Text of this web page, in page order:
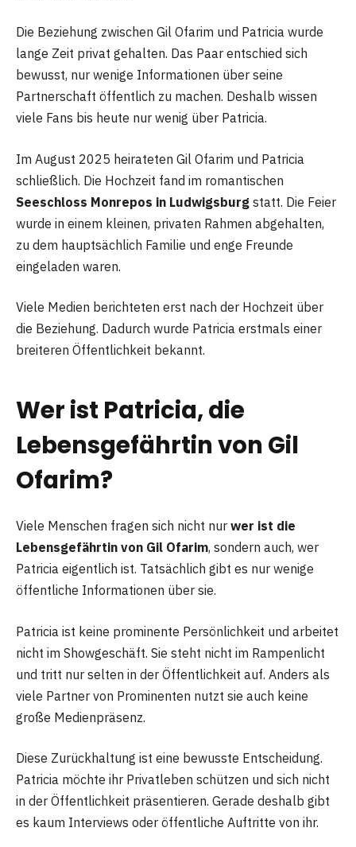
Die Beziehung zwischen Gil Ofarim und Patricia wurde
lange Zeit privat gehalten. Das Paar entschied sich
bewusst, nur wenige Informationen über seine
Partnerschaft öffentlich zu machen. Deshalb wissen
viele Fans bis heute nur wenig über Patricia.
Im August 2025 heirateten Gil Ofarim und Patricia
schließlich. Die Hochzeit fand im romantischen
Seeschloss Monrepos in Ludwigsburg statt. Die Feier
wurde in einem kleinen, privaten Rahmen abgehalten,
zu dem hauptsächlich Familie und enge Freunde
eingeladen waren.
Viele Medien berichteten erst nach der Hochzeit über
die Beziehung. Dadurch wurde Patricia erstmals einer
breiteren Öffentlichkeit bekannt.
Wer ist Patricia, die
Lebensgefährtin von Gil
Ofarim?
Viele Menschen fragen sich nicht nur wer ist die
Lebensgefährtin von Gil Ofarim, sondern auch, wer
Patricia eigentlich ist. Tatsächlich gibt es nur wenige
öffentliche Informationen über sie.
Patricia ist keine prominente Persönlichkeit und arbeitet
nicht im Showgeschäft. Sie steht nicht im Rampenlicht
und tritt nur selten in der Öffentlichkeit auf. Anders als
viele Partner von Prominenten nutzt sie auch keine
große Medienpräsenz.
Diese Zurückhaltung ist eine bewusste Entscheidung.
Patricia möchte ihr Privatleben schützen und sich nicht
in der Öffentlichkeit präsentieren. Gerade deshalb gibt
es kaum Interviews oder öffentliche Auftritte von ihr.